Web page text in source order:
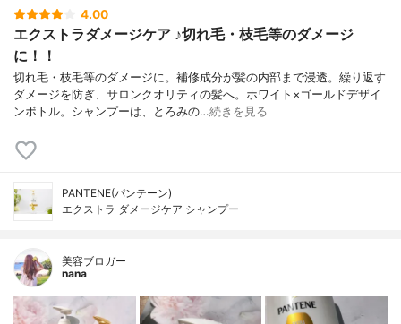
4.00
エクストラダメージケア ♪切れ毛・枝毛等のダメージ
に！！
切れ毛・枝毛等のダメージに。補修成分が髪の内部まで浸透。繰り返す
ダメージを防ぎ、サロンクオリティの髪へ。ホワイト×ゴールドデザイ
ンボトル。シャンプーは、とろみの…続きを見る
PANTENE(パンテーン)
エクストラ ダメージケア シャンプー
美容ブロガー
nana